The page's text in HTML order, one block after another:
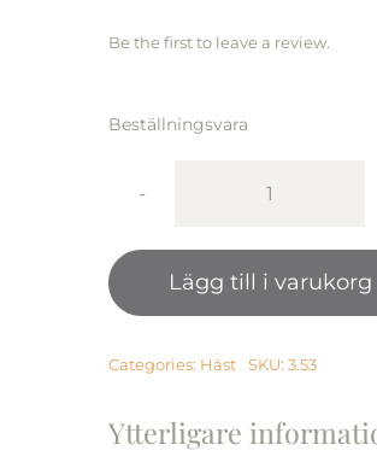
Be the first to leave a review.
Beställningsvara
Show
AKTIV
18kg
Lägg till i varukorg
Categories: Häst SKU: 3.53
Ytterligare